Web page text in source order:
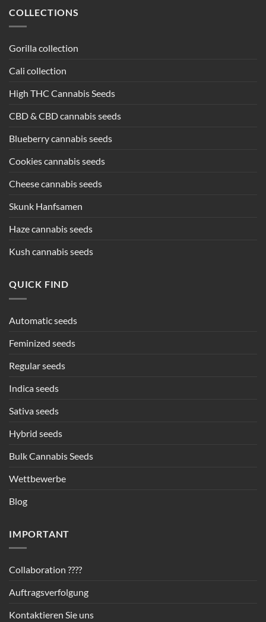
COLLECTIONS
Gorilla collection
Cali collection
High THC Cannabis Seeds
CBD & CBD cannabis seeds
Blueberry cannabis seeds
Cookies cannabis seeds
Cheese cannabis seeds
Skunk Hanfsamen
Haze cannabis seeds
Kush cannabis seeds
QUICK FIND
Automatic seeds
Feminized seeds
Regular seeds
Indica seeds
Sativa seeds
Hybrid seeds
Bulk Cannabis Seeds
Wettbewerbe
Blog
IMPORTANT
Collaboration ????
Auftragsverfolgung
Kontaktieren Sie uns